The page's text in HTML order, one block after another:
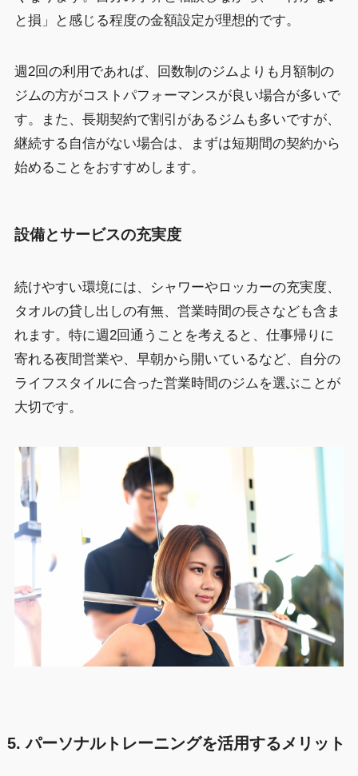
と損」と感じる程度の金額設定が理想的です。
週2回の利用であれば、回数制のジムよりも月額制の
ジムの方がコストパフォーマンスが良い場合が多いで
す。また、長期契約で割引があるジムも多いですが、
継続する自信がない場合は、まずは短期間の契約から
始めることをおすすめします。
設備とサービスの充実度
続けやすい環境には、シャワーやロッカーの充実度、
タオルの貸し出しの有無、営業時間の長さなども含ま
れます。特に週2回通うことを考えると、仕事帰りに
寄れる夜間営業や、早朝から開いているなど、自分の
ライフスタイルに合った営業時間のジムを選ぶことが
大切です。
5. パーソナルトレーニングを活用するメリット